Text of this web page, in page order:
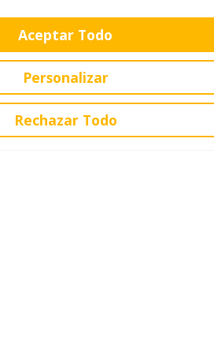
Personalizar
Rechazar Todo
Aceptar Todo
Educativa